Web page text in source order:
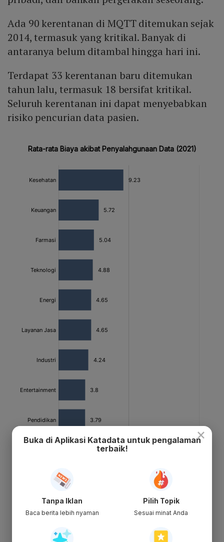
Ada 90 kerentanan di MQTT ditemukan sejak
2014, termasuk yang kritikal. Banyak di
antaranya belum ditambal hingga hari ini.
Terdapat 33 kerentanan baru ditemukan
tahun lalu, termasuk 18 bersifat kritikal.
Seluruh kerentanan ini dapat menyebabkan
risiko pencurian data pasien.
×
Buka di Aplikasi Katadata untuk pengalaman
terbaik!
Tanpa Iklan
Baca berita lebih nyaman
Pilih Topik
Sesuai minat Anda